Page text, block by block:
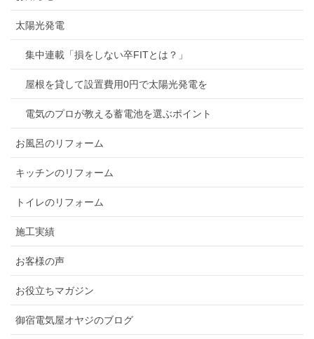
太陽光発電
集中連載「損をしない卒FITとは？」
屋根を貸して設置費用0円で太陽光発電を
電気のプロが教える蓄電池を選ぶポイント
お風呂のリフォーム
キッチンのリフォーム
トイレのリフォーム
施工実績
お客様の声
お役立ちマガジン
御宿電気屋オヤジのブログ